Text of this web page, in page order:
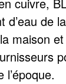
cuivre,
d’eau de
maison
l’époque.